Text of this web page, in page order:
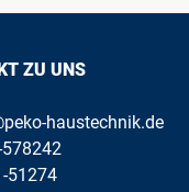
ZU UNS
haustechnik.de
51274